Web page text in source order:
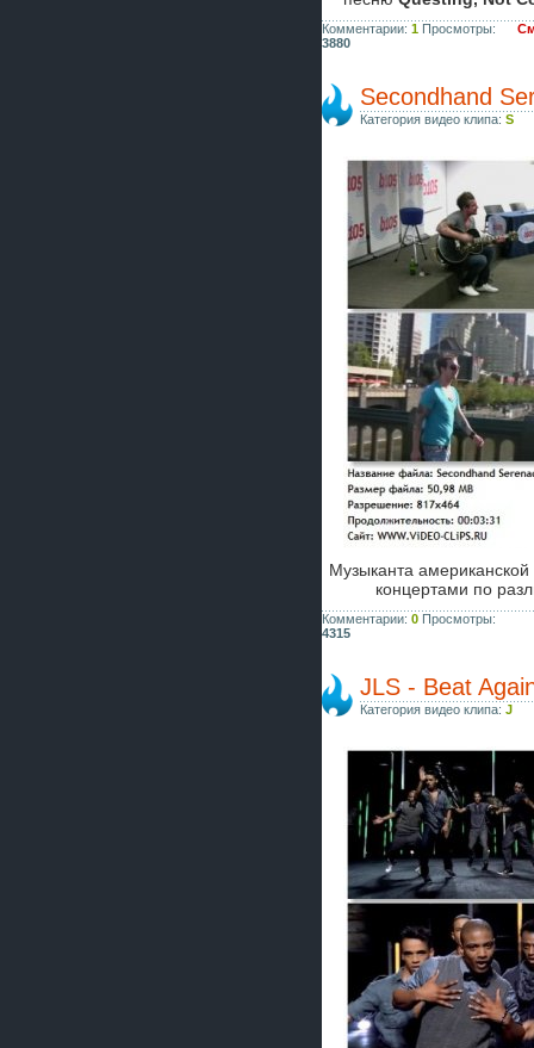
Комментарии: 1 Просмотры:
3880
Secondhand
Категория видео клипа: S
Музыканта
концертами по
Комментарии: 0 Просмотры:
4315
JLS - Beat
Категория видео клипа: J